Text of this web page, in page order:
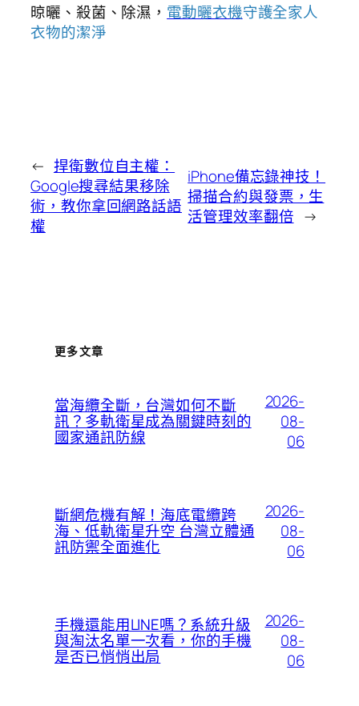
晾曬、殺菌、除濕， 電動曬衣機守護全家人
衣物的潔淨
← 捍衛數位自主權：
Google搜尋結果移除
術，教你拿回網路話語
權
iPhone備忘錄神技！
掃描合約與發票，生
活管理效率翻倍 →
更多文章
當海纜全斷，台灣如何不斷
訊？多軌衛星成為關鍵時刻的
國家通訊防線
2026-
08-
06
斷網危機有解！海底電纜跨
海、低軌衛星升空 台灣立體通
訊防禦全面進化
2026-
08-
06
手機還能用LINE嗎？系統升級
與淘汰名單一次看，你的手機
是否已悄悄出局
2026-
08-
06